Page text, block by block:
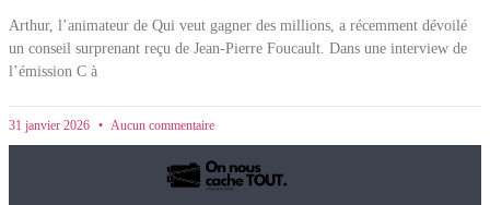
Arthur, l’animateur de Qui veut gagner des millions, a récemment dévoilé
un conseil surprenant reçu de Jean-Pierre Foucault. Dans une interview de
l’émission C à
31 janvier 2026 Aucun commentaire